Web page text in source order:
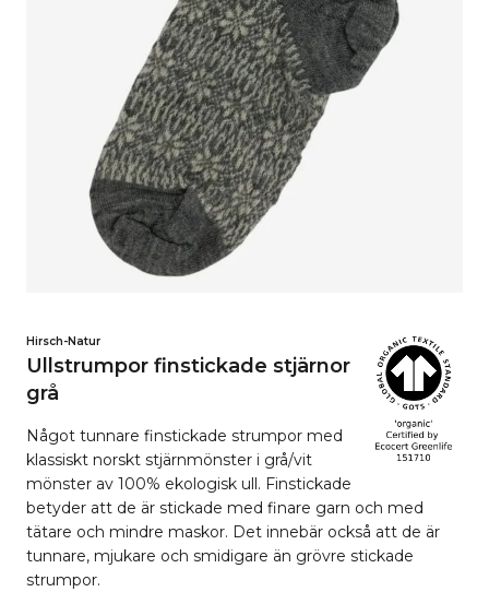
Hirsch-Natur
Ullstrumpor finstickade stjärnor
grå
Något tunnare finstickade strumpor med
klassiskt norskt stjärnmönster i grå/vit
mönster av 100% ekologisk ull. Finstickade
betyder att de är stickade med finare garn och med
tätare och mindre maskor. Det innebär också att de är
tunnare, mjukare och smidigare än grövre stickade
strumpor.